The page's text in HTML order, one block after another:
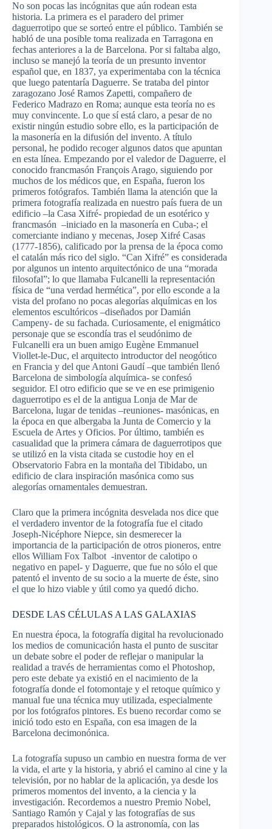
No son pocas las incógnitas que aún rodean esta
historia. La primera es el paradero del primer
daguerrotipo que se sorteó entre el público. También se
habló de una posible toma realizada en Tarragona en
fechas anteriores a la de Barcelona. Por si faltaba algo,
incluso se manejó la teoría de un presunto inventor
español que, en 1837, ya experimentaba con la técnica
que luego patentaría Daguerre. Se trataba del pintor
zaragozano José Ramos Zapetti, compañero de
Federico Madrazo en Roma; aunque esta teoría no es
muy convincente. Lo que sí está claro, a pesar de no
existir ningún estudio sobre ello, es la participación de
la masonería en la difusión del invento. A título
personal, he podido recoger algunos datos que apuntan
en esta línea. Empezando por el valedor de Daguerre, el
conocido francmasón François Arago, siguiendo por
muchos de los médicos que, en España, fueron los
primeros fotógrafos. También llama la atención que la
primera fotografía realizada en nuestro país fuera de un
edificio –la Casa Xifré- propiedad de un esotérico y
francmasón –iniciado en la masonería en Cuba-; el
comerciante indiano y mecenas, Josep Xifré Casas
(1777-1856), calificado por la prensa de la época como
el catalán más rico del siglo. “Can Xifré” es considerada
por algunos un intento arquitectónico de una “morada
filosofal”; lo que llamaba Fulcanelli la representación
física de “una verdad hermética”, por ello esconde a la
vista del profano no pocas alegorías alquímicas en los
elementos escultóricos –diseñados por Damián
Campeny- de su fachada. Curiosamente, el enigmático
personaje que se escondía tras el seudónimo de
Fulcanelli era un buen amigo Eugène Emmanuel
Viollet-le-Duc, el arquitecto introductor del neogótico
en Francia y del que Antoni Gaudí –que también llenó
Barcelona de simbología alquímica- se confesó
seguidor. El otro edificio que se ve en ese primigenio
daguerrotipo es el de la antigua Lonja de Mar de
Barcelona, lugar de tenidas –reuniones- masónicas, en
la época en que albergaba la Junta de Comercio y la
Escuela de Artes y Oficios. Por último, también es
casualidad que la primera cámara de daguerrotipos que
se utilizó en la vista citada se custodie hoy en el
Observatorio Fabra en la montaña del Tibidabo, un
edificio de clara inspiración masónica como sus
alegorías ornamentales demuestran.
Claro que la primera incógnita desvelada nos dice que
el verdadero inventor de la fotografía fue el citado
Joseph-Nicéphore Niepce, sin desmerecer la
importancia de la participación de otros pioneros, entre
ellos William Fox Talbot -inventor de calotipo o
negativo en papel- y Daguerre, que fue no sólo el que
patentó el invento de su socio a la muerte de éste, sino
el que lo hizo viable y útil como ya quedó dicho.
DESDE LAS CÉLULAS A LAS GALAXIAS
En nuestra época, la fotografía digital ha revolucionado
los medios de comunicación hasta el punto de suscitar
un debate sobre el poder de reflejar o manipular la
realidad a través de herramientas como el Photoshop,
pero este debate ya existió en el nacimiento de la
fotografía donde el fotomontaje y el retoque químico y
manual fue una técnica muy utilizada, especialmente
por los fotógrafos pintores. Es bueno recordar como se
inició todo esto en España, con esa imagen de la
Barcelona decimonónica.
La fotografía supuso un cambio en nuestra forma de ver
la vida, el arte y la historia, y abrió el camino al cine y la
televisión, por no hablar de la aplicación, ya desde los
primeros momentos del invento, a la ciencia y la
investigación. Recordemos a nuestro Premio Nobel,
Santiago Ramón y Cajal y las fotografías de sus
preparados histológicos. O la astronomía, con las